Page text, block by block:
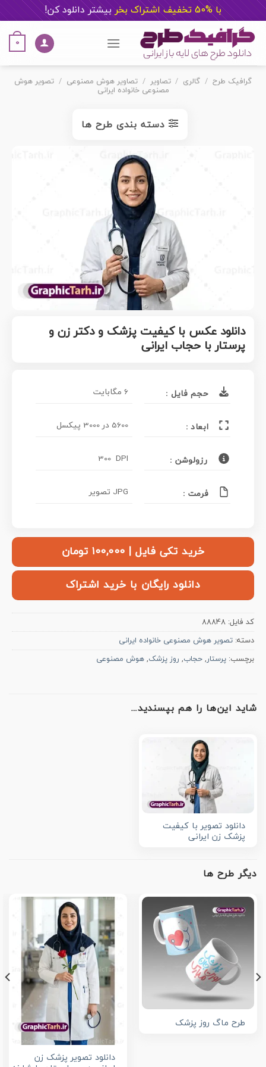
با %50 تخفیف اشتراک بخر بیشتر دانلود کن!
content
0
گرافیک طرح / گالری / تصاویر / تصاویر هوش مصنوعی / تصویر هوش
مصنوعی خانواده ایرانی
دسته بندی طرح ها
دانلود عکس با کیفیت پزشک و دکتر زن و
پرستار با حجاب ایرانی
حجم فایل : 6 مگابایت
ابعاد : 5600 در 3000 پیکسل
رزولوشن : 300 DPI
فرمت : JPG تصویر
خرید تکی فایل | ۱۰۰,۰۰۰ تومان
دانلود رایگان با خرید اشتراک
کد فایل: 88848
دسته: تصویر هوش مصنوعی خانواده ایرانی
برچسب: پرستار, حجاب, روز پزشک, هوش مصنوعی
شاید این‌ها را هم بپسندید…
دانلود تصویر با کیفیت
پزشک زن ایرانی
دیگر طرح ها
طرح ماگ روز پزشک
دانلود تصویر پزشک زن